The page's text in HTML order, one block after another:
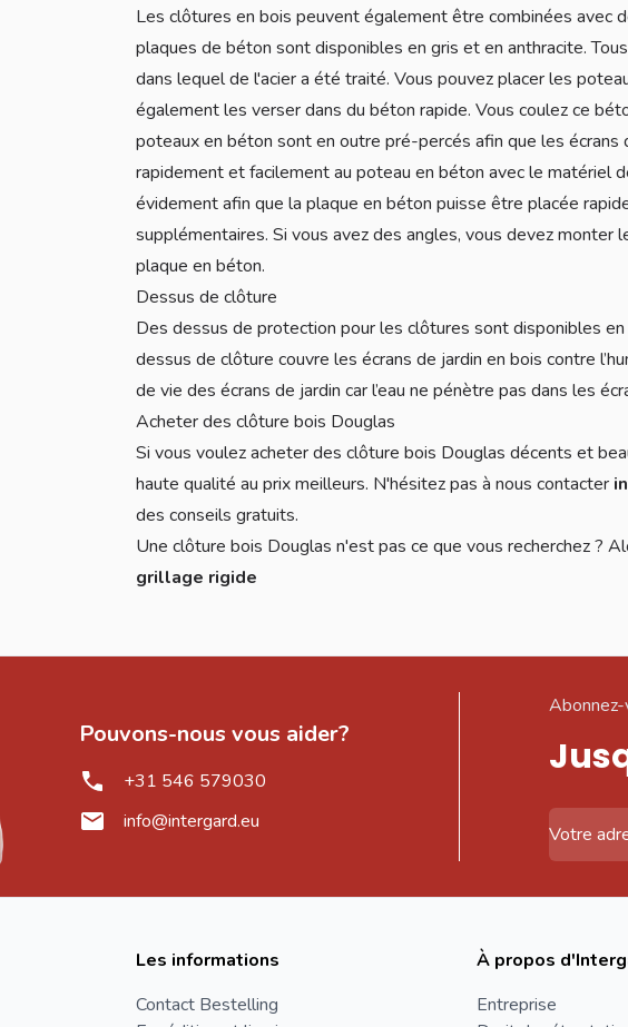
Les clôtures en bois peuvent également être combinées
plaques de béton sont disponibles en gris et en anthracite.
dans lequel de l'acier a été traité. Vous pouvez placer les
également les verser dans du béton rapide. Vous coulez ce
poteaux en béton sont en outre pré-percés afin que les
rapidement et facilement au poteau en béton avec le matériel
évidement afin que la plaque en béton puisse être placée
supplémentaires. Si vous avez des angles, vous devez
plaque en béton.
Dessus de clôture
Des dessus de protection pour les clôtures sont disponibles
dessus de clôture couvre les écrans de jardin en bois contre
de vie des écrans de jardin car l’eau ne pénètre pas dans les
Acheter des clôture bois Douglas
Si vous voulez acheter des clôture bois Douglas décents et
haute qualité au prix meilleurs. N'hésitez pas à nous contacter
des conseils gratuits.
Une clôture bois Douglas n'est pas ce que vous recherchez ?
grillage rigide
Pouvons-nous vous aider?
+31 546 579030
info@intergard.eu
Les informations
Contact Bestelling
À propos
Entreprise